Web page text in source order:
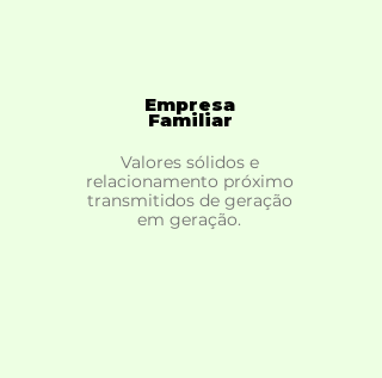
Empresa
Familiar
Valores sólidos e
relacionamento próximo
transmitidos de geração
em geração.